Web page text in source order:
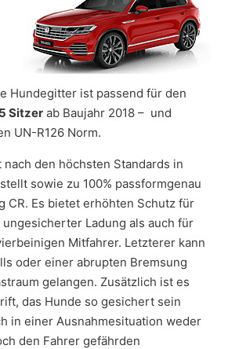
Hundegitter ist passend für den
Sitzer ab Baujahr 2018 – und
UN-R126 Norm.
den höchsten Standards in
sowie zu 100% passformgenau
CR. Es bietet erhöhten Schutz für
Ladung als auch für
Mitfahrer. Letzterer kann
oder einer abrupten Bremsung
gelangen. Zusätzlich ist es
das Hunde so gesichert sein
in einer Ausnahmesituation weder
den Fahrer gefährden